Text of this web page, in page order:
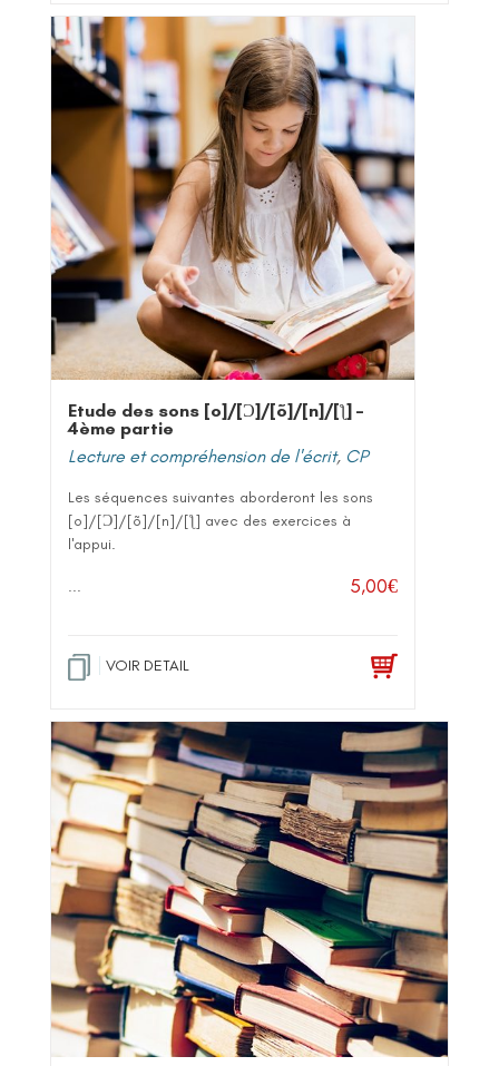
Etude des sons [o]/[Ɔ]/[õ]/[n]/[ƪ] –
4ème partie
Lecture et compréhension de l'écrit, CP
Les séquences suivantes aborderont les sons
[o]/[Ɔ]/[õ]/[n]/[ƪ] avec des exercices à
l'appui.
... 5,00€
VOIR DETAIL